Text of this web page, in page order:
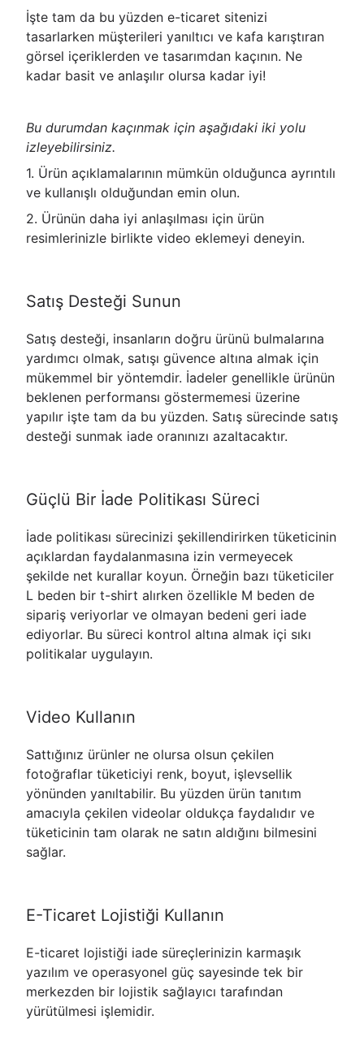
İşte tam da bu yüzden e-ticaret sitenizi
tasarlarken müşterileri yanıltıcı ve kafa karıştıran
görsel içeriklerden ve tasarımdan kaçının. Ne
kadar basit ve anlaşılır olursa kadar iyi!
Bu durumdan kaçınmak için aşağıdaki iki yolu
izleyebilirsiniz.
1. Ürün açıklamalarının mümkün olduğunca ayrıntılı
ve kullanışlı olduğundan emin olun.
2. Ürünün daha iyi anlaşılması için ürün
resimlerinizle birlikte video eklemeyi deneyin.
Satış Desteği Sunun
Satış desteği, insanların doğru ürünü bulmalarına
yardımcı olmak, satışı güvence altına almak için
mükemmel bir yöntemdir. İadeler genellikle ürünün
beklenen performansı göstermemesi üzerine
yapılır işte tam da bu yüzden. Satış sürecinde satış
desteği sunmak iade oranınızı azaltacaktır.
Güçlü Bir İade Politikası Süreci
İade politikası sürecinizi şekillendirirken tüketicinin
açıklardan faydalanmasına izin vermeyecek
şekilde net kurallar koyun. Örneğin bazı tüketiciler
L beden bir t-shirt alırken özellikle M beden de
sipariş veriyorlar ve olmayan bedeni geri iade
ediyorlar. Bu süreci kontrol altına almak içi sıkı
politikalar uygulayın.
Video Kullanın
Sattığınız ürünler ne olursa olsun çekilen
fotoğraflar tüketiciyi renk, boyut, işlevsellik
yönünden yanıltabilir. Bu yüzden ürün tanıtım
amacıyla çekilen videolar oldukça faydalıdır ve
tüketicinin tam olarak ne satın aldığını bilmesini
sağlar.
E-Ticaret Lojistiği Kullanın
E-ticaret lojistiği iade süreçlerinizin karmaşık
yazılım ve operasyonel güç sayesinde tek bir
merkezden bir lojistik sağlayıcı tarafından
yürütülmesi işlemidir.